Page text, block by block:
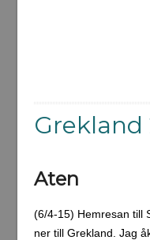
Grekland
Aten
(6/4-15) Hemresan till
ner till Grekland. Jag